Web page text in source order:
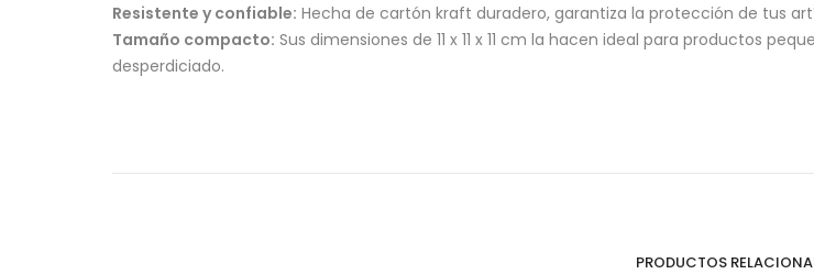
Resistente y confiable: Hecha de cartón kraft duradero, garantiza la protección de tus
Tamaño compacto: Sus dimensiones de 11 x 11 x 11 cm la hacen ideal para productos
desperdiciado.
PRODUCTOS